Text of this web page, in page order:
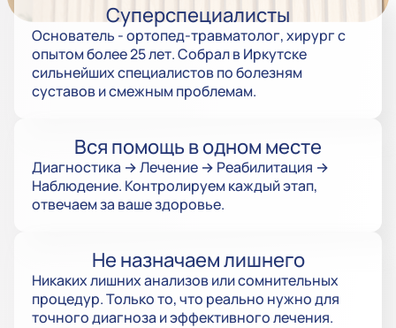
Суперспециалисты
Основатель - ортопед-травматолог, хирург с
опытом более 25 лет. Собрал в Иркутске
сильнейших специалистов по болезням
суставов и смежным проблемам.
Вся помощь в одном месте
Диагностика → Лечение → Реабилитация →
Наблюдение. Контролируем каждый этап,
отвечаем за ваше здоровье.
Не назначаем лишнего
Никаких лишних анализов или сомнительных
процедур. Только то, что реально нужно для
точного диагноза и эффективного лечения.